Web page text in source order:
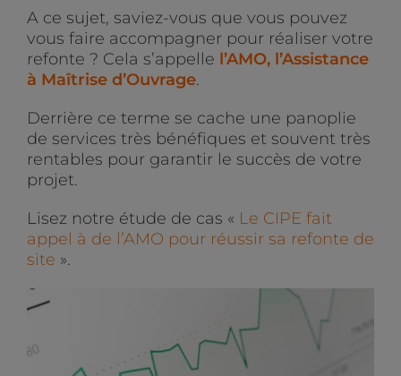
A ce sujet, saviez-vous que vous pouvez
vous faire accompagner pour réaliser votre
refonte ? Cela s’appelle l’AMO, l’Assistance
à Maîtrise d’Ouvrage.
Derrière ce terme se cache une panoplie
de services très bénéfiques et souvent très
rentables pour garantir le succès de votre
projet.
Lisez notre étude de cas « Le CIPE fait
appel à de l’AMO pour réussir sa refonte de
site ».